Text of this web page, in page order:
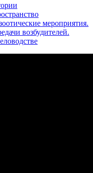
мероприятия.
возбудителей.